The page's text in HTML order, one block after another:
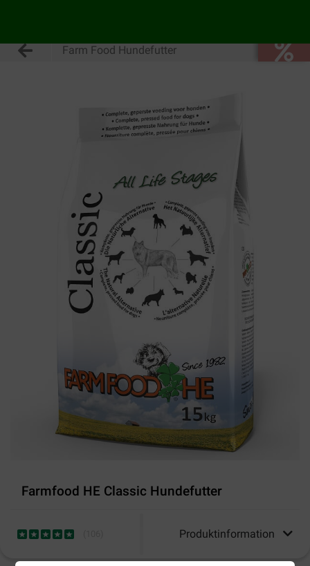
Farm Food Hundefutter
Farmfood HE Classic Hundefutter
Produktinformation